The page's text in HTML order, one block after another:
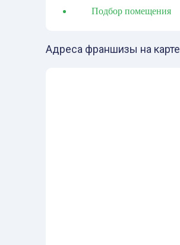
Подбор помещения
Адреса франшизы на карте